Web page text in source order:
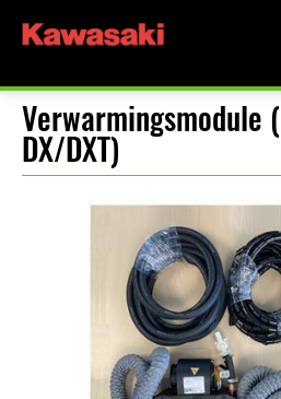
Verwarmingsmodule
DX/DXT)